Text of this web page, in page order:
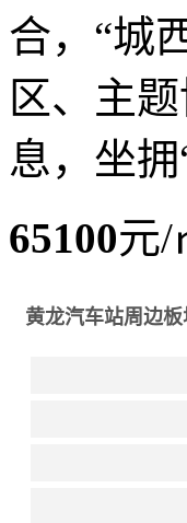
合，“城
区、主
息，坐
65100元/
黄龙汽车站周边板